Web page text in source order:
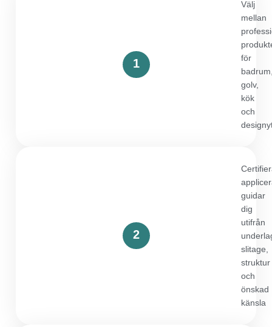
1
Välj
mellan
för
golv,
kök
och
2
guidar
dig
utifrån
slitage,
struktur
och
önskad
känsla